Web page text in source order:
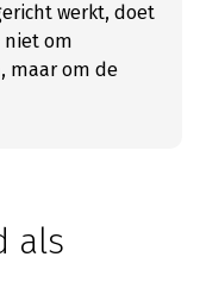
werkt, doet
om
maar om de
als